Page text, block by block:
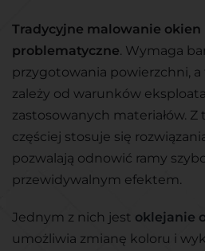
Tradycyjne malowanie
problematyczne . Wymaga
przygotowania powierzchni, a
zależy od warunków
zastosowanych materiałów.
częściej stosuje się
pozwalają odnowić ramy
przewidywalnym efektem.
Jednym z nich jest oklejanie
umożliwia zmianę koloru i